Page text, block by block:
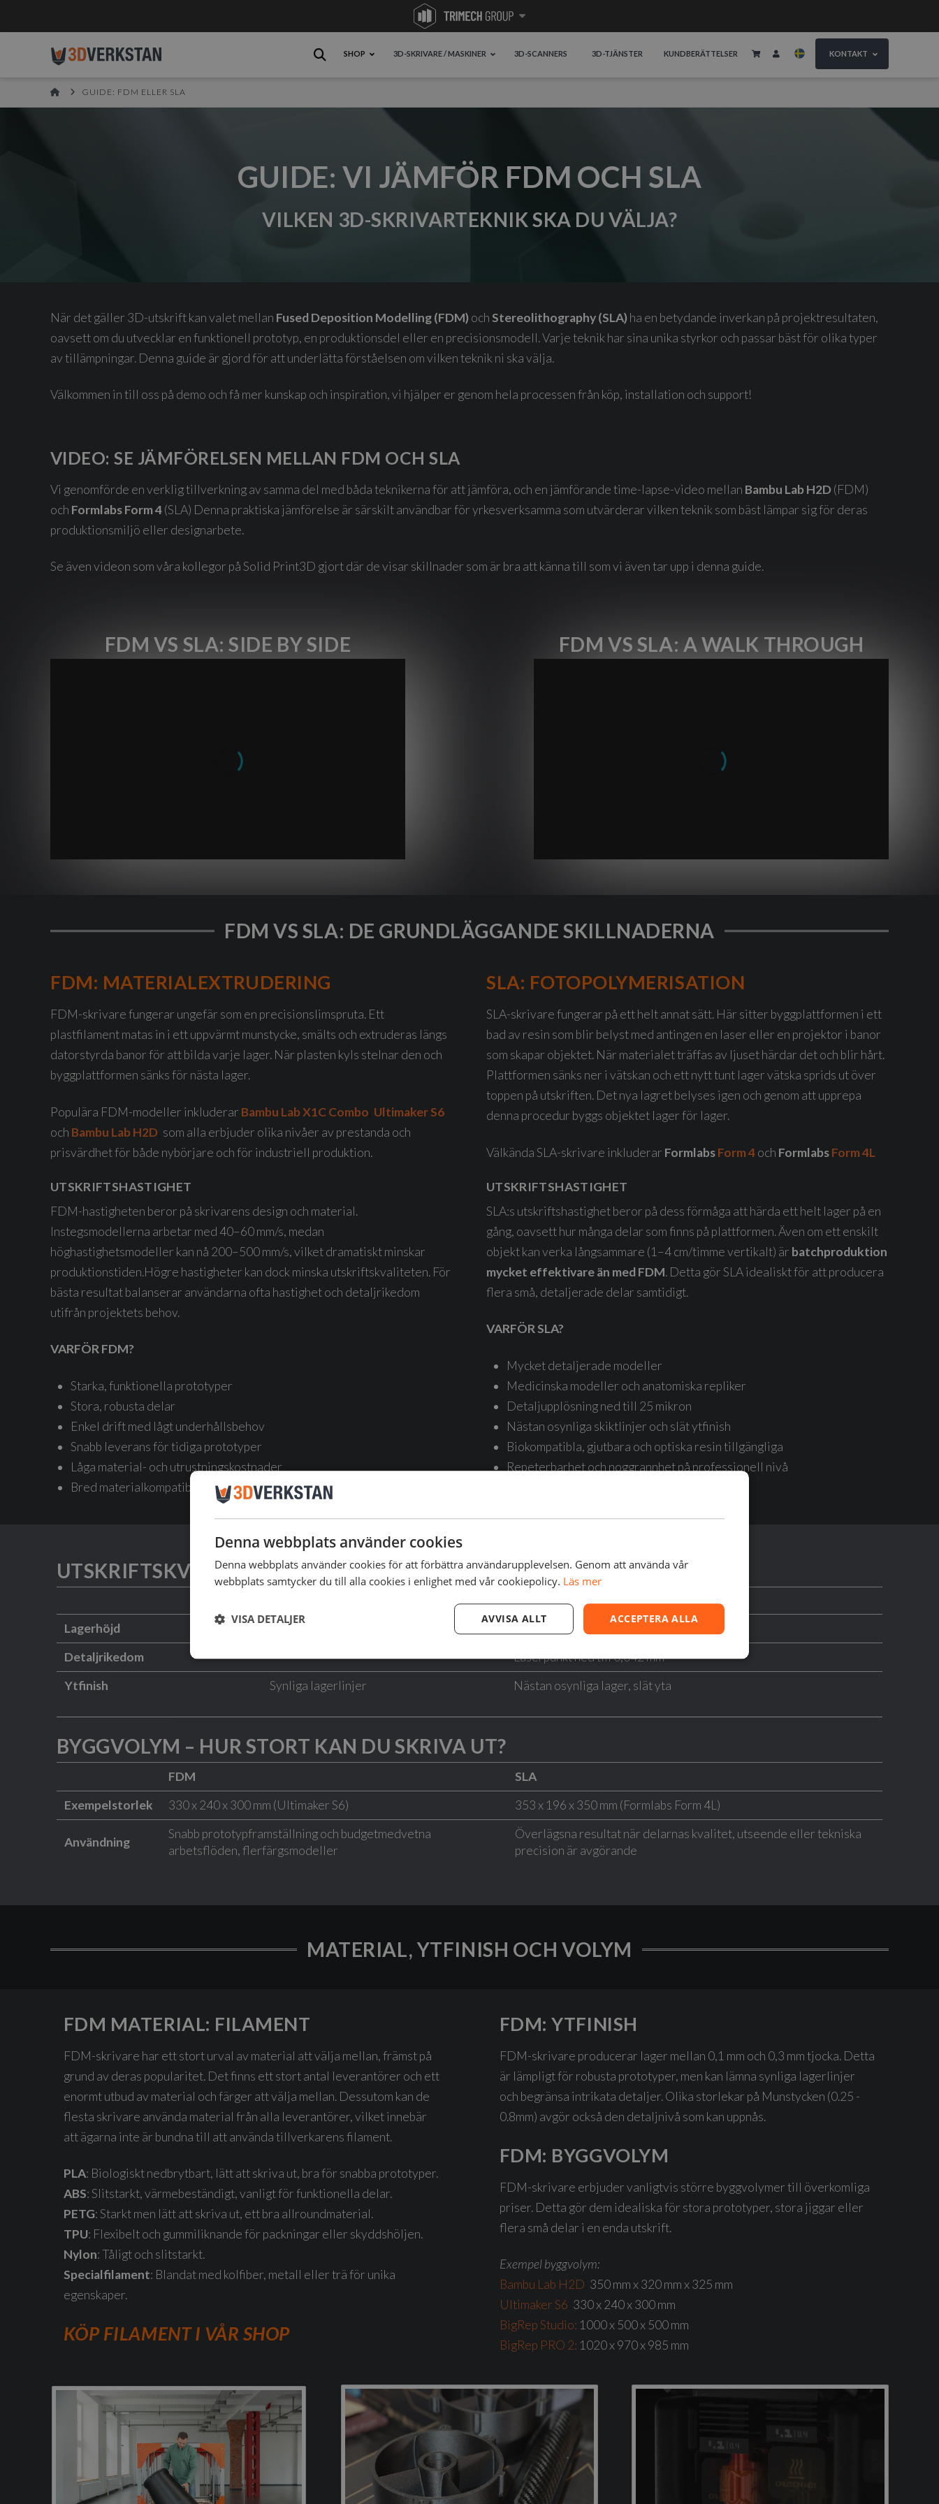
SHOP 3D-SKRIVARE / MASKINER 3D-SCANNERS 3D-TJÄNSTER KUNDBERÄTTELSER KONTAKT
HOMEGUIDE: FDM ELLER SLA
GUIDE: VI JÄMFÖR FDM OCH SLA
VILKEN 3D-SKRIVARTEKNIK SKA DU VÄLJA?
När det gäller 3D-utskrift kan valet mellan Fused Deposition Modelling (FDM)ochStereolithography (SLA)ha en betydande inverkan på projektresultaten,
oavsett om du utvecklar en funktionell prototyp, en produktionsdel eller en precisionsmodell. Varje teknik har sina unika styrkor och passar bäst för olika typer
av tillämpningar. Denna guide är gjord för att underlätta förståelsen om vilken teknik ni ska välja.
Välkommen in till oss på demo och få mer kunskap och inspiration, vi hjälper er genom hela processen från köp, installation och support!
VIDEO: SE JÄMFÖRELSEN MELLAN FDM OCH SLA
Vi genomförde en verklig tillverkning av samma del med båda teknikerna för att jämföra, och en jämförande time-lapse-video mellan Bambu Lab H2D (FDM)
och Formlabs Form 4(SLA) Denna praktiska jämförelse är särskilt användbar för yrkesverksamma som utvärderar vilken teknik som bäst lämpar sig för deras
produktionsmiljö eller designarbete.
Se även videon som våra kollegor på Solid Print3D gjort där de visar skillnader som är bra att känna till som vi även tar upp i denna guide.
FDM VS SLA: SIDE BY SIDE FDM VS SLA: A WALK THROUGH
FDM VS SLA: DE GRUNDLÄGGANDE SKILLNADERNA
FDM: MATERIALEXTRUDERING
FDM-skrivare fungerar ungefär som en precisionslimspruta. Ett
plastfilament matas in i ett uppvärmt munstycke, smälts och extruderas längs
datorstyrda banor för att bilda varje lager. När plasten kyls stelnar den och
byggplattformen sänks för nästa lager.
Populära FDM-modeller inkluderar Bambu Lab X1C Combo Ultimaker S6
och Bambu Lab H2D som alla erbjuder olika nivåer av prestanda och
prisvärdhet för både nybörjare och för industriell produktion.
UTSKRIFTSHASTIGHET
FDM-hastigheten beror på skrivarens design och material.
Instegsmodellerna arbetar med 40–60 mm/s, medan
höghastighetsmodeller kan nå 200–500 mm/s, vilket dramatiskt minskar
produktionstiden.Högre hastigheter kan dock minska utskriftskvaliteten. För
bästa resultat balanserar användarna ofta hastighet och detaljrikedom
utifrån projektets behov.
VARFÖR FDM?
Starka, funktionella prototyper
Stora, robusta delar
Enkel drift med lågt underhållsbehov
Snabb leverans för tidiga prototyper
Låga material- och utrustningskostnader
Bred materialkompatibilitet (PLA, PETG, ABS, kolfiberfilament)
SLA: FOTOPOLYMERISATION
SLA-skrivare fungerar på ett helt annat sätt. Här sitter byggplattformen i ett
bad av resin som blir belyst med antingen en laser eller en projektor i banor
som skapar objektet. När materialet träffas av ljuset härdar det och blir hårt.
Plattformen sänks ner i vätskan och ett nytt tunt lager vätska sprids ut över
toppen på utskriften. Det nya lagret belyses igen och genom att upprepa
denna procedur byggs objektet lager för lager.
Välkända SLA-skrivare inkluderar FormlabsForm 4och FormlabsForm 4L
UTSKRIFTSHASTIGHET
SLA:s utskriftshastighet beror på dess förmåga att härda ett helt lager på en
gång, oavsett hur många delar som finns på plattformen. Även om ett enskilt
objekt kan verka långsammare (1–4 cm/timme vertikalt) är batchproduktion
mycket effektivare än med FDM. Detta gör SLA idealiskt för att producera
flera små, detaljerade delar samtidigt.
VARFÖR SLA?
Mycket detaljerade modeller
Medicinska modeller och anatomiska repliker
Detaljupplösning ned till 25 mikron
Nästan osynliga skiktlinjer och slät ytfinish
Biokompatibla, gjutbara och optiska resin tillgängliga
Repeterbarhet och noggrannhet på professionell nivå
UTSKRIFTSKVALITET OCH DETALJRIKEDOM
SLA
Lagerhöjd
0,1–0,3 mm
0,025–0,1 mm
Detaljrikedom
Laserpunkt ned till 0,042 mm
Ytfinish
Synliga lagerlinjer Nästan osynliga lager, slät yta
BYGGVOLYM – HUR STORT KAN DU SKRIVA UT?
FDM
SLA
Exempelstorlek
330 x 240 x 300 mm (Ultimaker S6) 353 x 196 x 350 mm (Formlabs Form 4L)
Användning
Snabb prototypframställning och budgetmedvetna
arbetsflöden, flerfärgsmodeller
Överlägsna resultat när delarnas kvalitet, utseende eller tekniska
precision är avgörande
MATERIAL, YTFINISH OCH VOLYM
FDM MATERIAL: FILAMENT
FDM-skrivare har ett stort urval av material att välja mellan, främst på
grund av deras popularitet. Det finns ett stort antal leverantörer och ett
enormt utbud av material och färger att välja mellan. Dessutom kan de
flesta skrivare använda material från alla leverantörer, vilket innebär
att ägarna inte är bundna till att använda tillverkarens filament.
PLA: Biologiskt nedbrytbart, lätt att skriva ut, bra för snabba prototyper.
ABS: Slitstarkt, värmebeständigt, vanligt för funktionella delar.
PETG: Starkt men lätt att skriva ut, ett bra allroundmaterial.
TPU: Flexibelt och gummiliknande för packningar eller skyddshöljen.
Nylon: Tåligt och slitstarkt.
Specialfilament: Blandat med kolfiber, metall eller trä för unika
egenskaper.
KÖP FILAMENT I VÅR SHOP
FDM: YTFINISH
FDM-skrivare producerar lager mellan 0,1 mm och 0,3 mm tjocka. Detta
är lämpligt för robusta prototyper, men kan lämna synliga lagerlinjer
och begränsa intrikata detaljer. Olika storlekar på Munstycken (0.25 -
0.8mm) avgör också den detaljnivå som kan uppnås.
FDM: BYGGVOLYM
FDM-skrivare erbjuder vanligtvis större byggvolymer till överkomliga
priser. Detta gör dem idealiska för stora prototyper, stora jiggar eller
flera små delar i en enda utskrift.
Exempel byggvolym:
Bambu Lab H2D 350 mm x 320 mm x 325 mm
Ultimaker S6 330 x 240 x 300 mm
BigRep Studio: 1000 x 500 x 500 mm
BigRep PRO 2: 1020 x 970 x 985 mm
Denna webbplats använder cookies
Denna webbplats använder cookies för att förbättra användarupplevelsen. Genom att använda vår
webbplats samtycker du till alla cookies i enlighet med vår cookiepolicy. Läs mer
ACCEPTERA ALLA
AVVISA ALLT
VISA DETALJER